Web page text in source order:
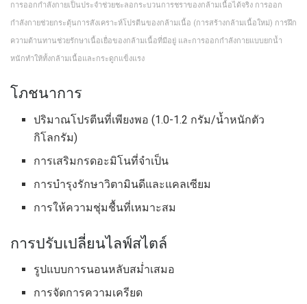
การออกกำลังกายเป็นประจำช่วยชะลอกระบวนการชราของกล้ามเนื้อได้จริง การออก
กำลังกายช่วยกระตุ้นการสังเคราะห์โปรตีนของกล้ามเนื้อ (การสร้างกล้ามเนื้อใหม่) การฝึก
ความต้านทานช่วยรักษาเนื้อเยื่อของกล้ามเนื้อที่มีอยู่ และการออกกำลังกายแบบยกน้ำ
หนักทำให้ทั้งกล้ามเนื้อและกระดูกแข็งแรง
โภชนาการ
ปริมาณโปรตีนที่เพียงพอ (1.0-1.2 กรัม/น้ำหนักตัว
กิโลกรัม)
การเสริมกรดอะมิโนที่จำเป็น
การบำรุงรักษาวิตามินดีและแคลเซียม
การให้ความชุ่มชื้นที่เหมาะสม
การปรับเปลี่ยนไลฟ์สไตล์
รูปแบบการนอนหลับสม่ำเสมอ
การจัดการความเครียด